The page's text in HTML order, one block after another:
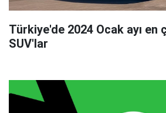
Türkiye'de 2024 Ocak ayı en
SUV'lar